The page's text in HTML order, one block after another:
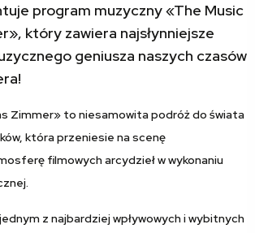
program muzyczny «The Music
który zawiera najsłynniejsze
geniusza naszych czasów
Zimmer» to niesamowita podróż do świata
która przeniesie na scenę
filmowych arcydzieł w wykonaniu
z najbardziej wpływowych i wybitnych